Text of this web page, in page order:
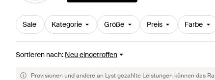
Sale Kategorie Größe Preis Farbe
Sortieren nach: Neu eingetroffen
Provisionen und andere an Lyst gezahlte Leistungen können das